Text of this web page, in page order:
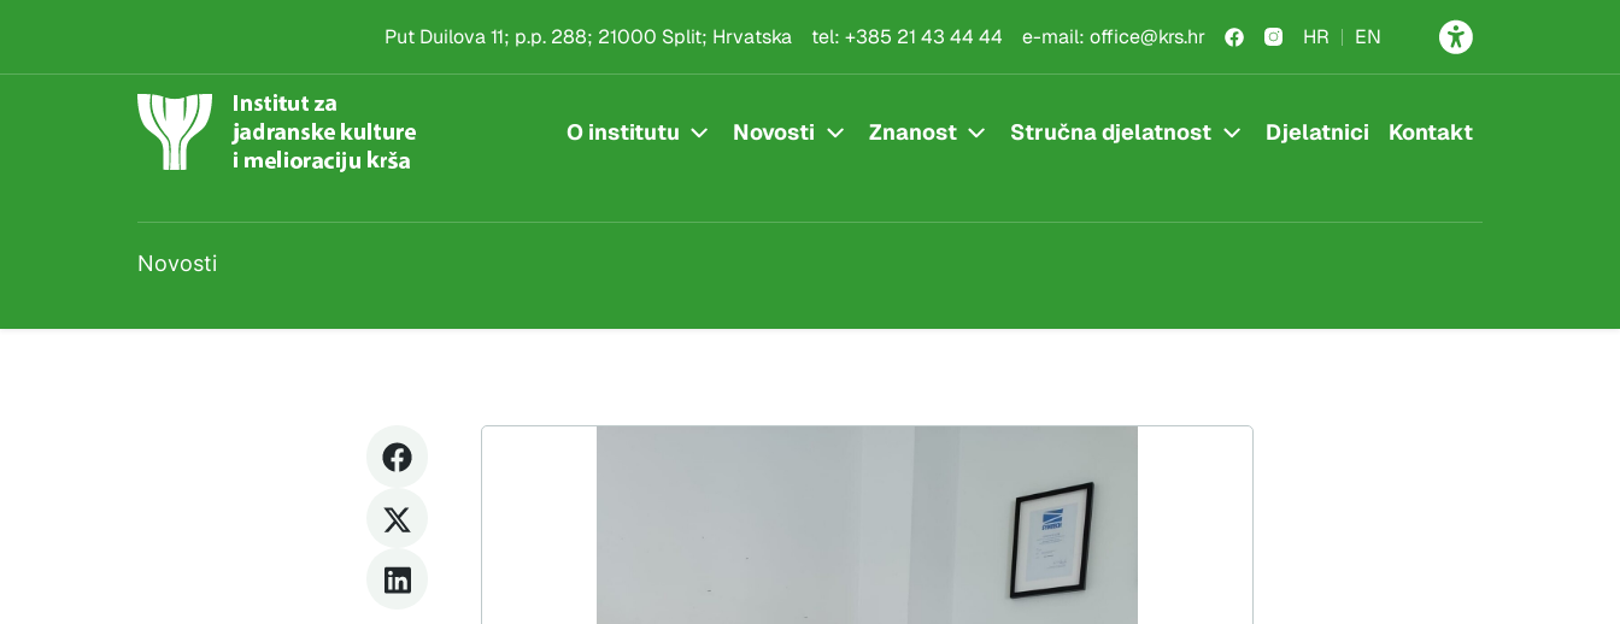
Put Duilova 11; p.p. 288; 21000 Split; Hrvatska tel: +385 21 43 44 44 e-mail: office@krs.hr HR EN
O institutu Novosti Znanost Stručna djelatnost Djelatnici Kontakt
Novosti